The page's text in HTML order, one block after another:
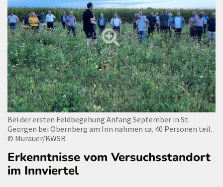
Bei der ersten Feldbegehung Anfang September in St.
Georgen bei Obernberg am Inn nahmen ca. 40 Personen teil.
© Murauer/BWSB
Erkenntnisse vom Versuchsstandort
im Innviertel